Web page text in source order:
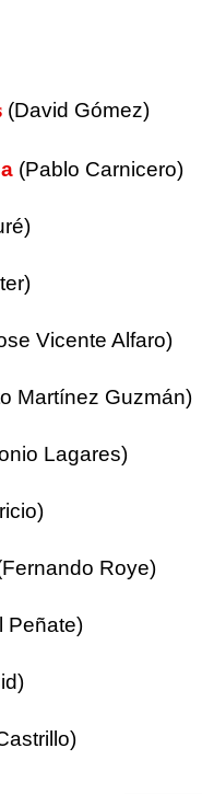
(David Gómez)
(Pablo Carnicero)
Vicente Alfaro)
Martínez Guzmán)
Lagares)
Roye)
Peñate)